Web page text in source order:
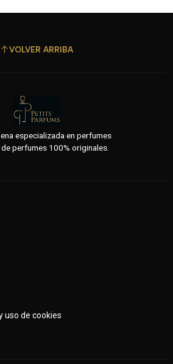
VOLVER ARRIBA
especializada en perfumes
perfumes 100% originales.
uso de cookies